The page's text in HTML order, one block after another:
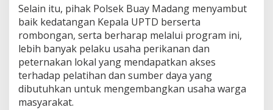
r
t
a
n
D
a
S
Selain itu, pihak Polsek Buay Madang menyambut
baik kedatangan Kepala UPTD berserta
rombongan, serta berharap melalui program ini,
lebih banyak pelaku usaha perikanan dan
peternakan lokal yang mendapatkan akses
terhadap pelatihan dan sumber daya yang
dibutuhkan untuk mengembangkan usaha warga
masyarakat.